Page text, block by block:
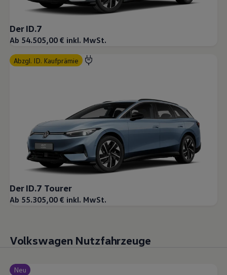
Der ID.7
Ab 54.505,00 € inkl. MwSt.
abzgl. ID. Kaufprämie
Der ID.7 Tourer
Ab 55.305,00 € inkl. MwSt.
Volkswagen Nutzfahrzeuge
Neu